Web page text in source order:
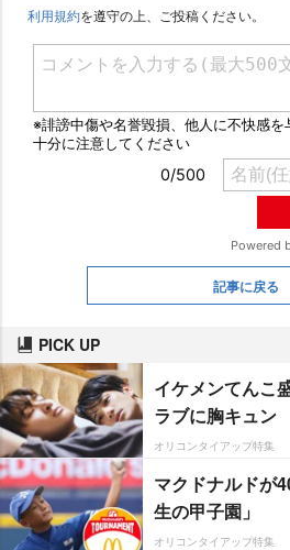
利用規約を遵守の上、ご投稿ください。
記事に戻る
PICK UP
イケメンてんこ
ラブに胸キュン
オリコンタイアップ特集
マクドナルドが
生の甲子園」
オリコンタイアップ特集